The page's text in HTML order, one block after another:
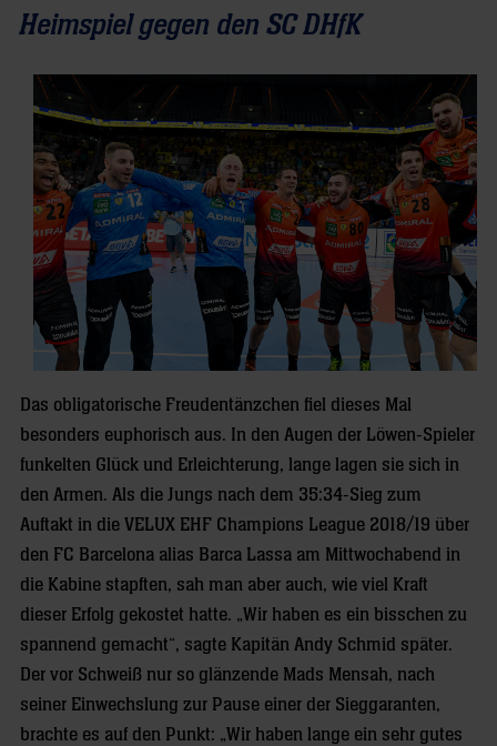
Heimspiel gegen den SC DHfK
Das obligatorische Freudentänzchen fiel dieses Mal
besonders euphorisch aus. In den Augen der Löwen-Spieler
funkelten Glück und Erleichterung, lange lagen sie sich in
den Armen. Als die Jungs nach dem 35:34-Sieg zum
Auftakt in die VELUX EHF Champions League 2018/19 über
den FC Barcelona alias Barca Lassa am Mittwochabend in
die Kabine stapften, sah man aber auch, wie viel Kraft
dieser Erfolg gekostet hatte. „Wir haben es ein bisschen zu
spannend gemacht“, sagte Kapitän Andy Schmid später.
Der vor Schweiß nur so glänzende Mads Mensah, nach
seiner Einwechslung zur Pause einer der Sieggaranten,
brachte es auf den Punkt: „Wir haben lange ein sehr gutes